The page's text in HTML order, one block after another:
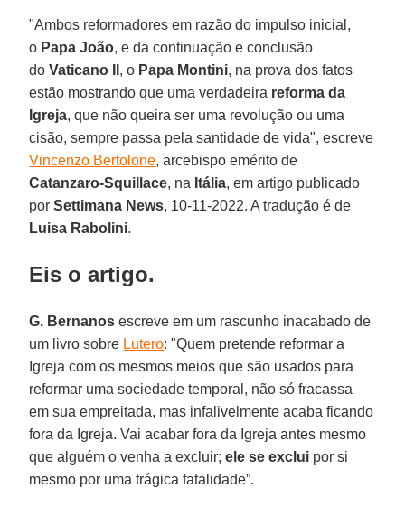
"Ambos reformadores em razão do impulso inicial,
o Papa João, e da continuação e conclusão
doVaticano II , o Papa Montini, na prova dos fatos
estão mostrando que uma verdadeira reforma da
Igreja, que não queira ser uma revolução ou uma
cisão, sempre passa pela santidade de vida", escreve
Vincenzo Bertolone, arcebispo emérito de
Catanzaro-Squillace, na Itália, em artigo publicado
porSettimana News, 10-11-2022. A tradução é de
Luisa Rabolini.
Eis o artigo.
G. Bernanos escreve em um rascunho inacabado de
um livro sobre Lutero: "Quem pretende reformar a
Igreja com os mesmos meios que são usados para
reformar uma sociedade temporal, não só fracassa
em sua empreitada, mas infalivelmente acaba ficando
fora da Igreja. Vai acabar fora da Igreja antes mesmo
que alguém o venha a excluir;ele se exclui por si
mesmo por uma trágica fatalidade”.